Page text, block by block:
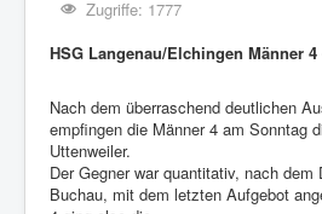
Zugriffe: 1777
HSG Langenau/Elchingen Männer
Nach dem überraschend deutlichen
empfingen die Männer 4 am Sonntag
Uttenweiler.
Der Gegner war quantitativ, nach dem
Buchau, mit dem letzten Aufgebot